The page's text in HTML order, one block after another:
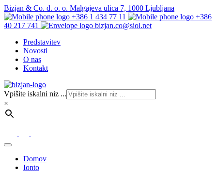
Bizjan & Co. d. o. o. Malgajeva ulica 7, 1000 Ljubljana
+386 1 434 77 11
+386
40 217 741
bizjan.co@siol.net
Predstavitev
Novosti
O nas
Kontakt
Vpišite iskalni niz ...
×
Domov
Ionto